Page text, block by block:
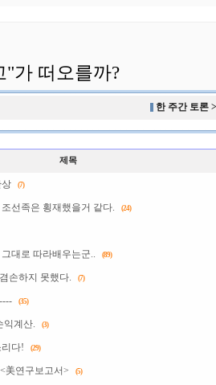
"가 떠오를까?
한 주간 토론
제목
(7)
선족은 횡재했을거 같다. (24)
대로 따라배우는군.. (89)
손하지 못했다. (7)
(35)
익계산. (3)
다! (29)
美연구보고서> (5)